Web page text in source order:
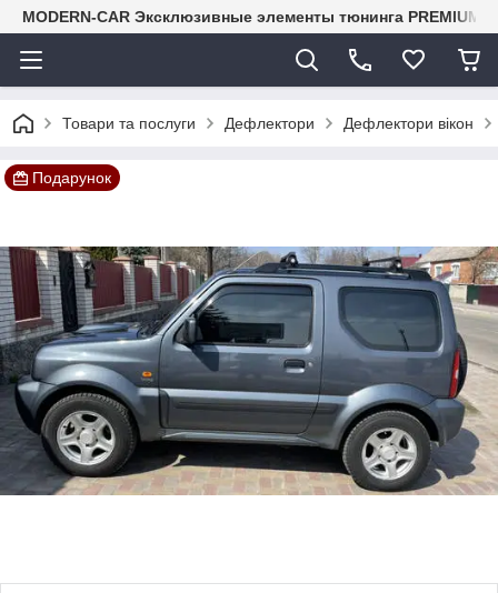
MODERN-CAR Эксклюзивные элементы тюнинга PREMIUM-
Товари та послуги Дефлектори Дефлектори вікон
Подарунок